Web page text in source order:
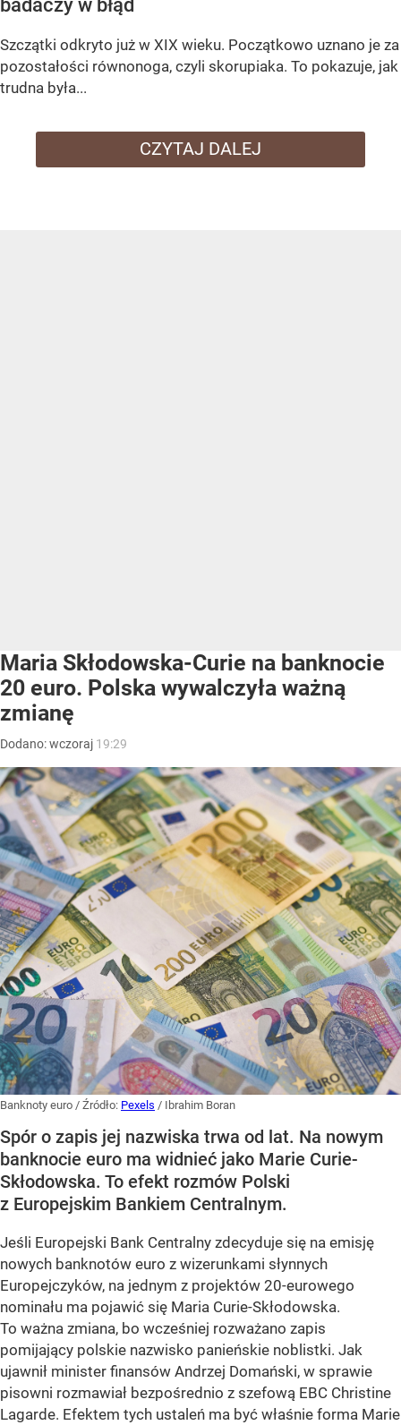
badaczy w błąd
Szczątki odkryto już w XIX wieku. Początkowo uznano je za
pozostałości równonoga, czyli skorupiaka. To pokazuje, jak
trudna była...
CZYTAJ DALEJ
Maria Skłodowska-Curie na banknocie
20 euro. Polska wywalczyła ważną
zmianę
Dodano:wczoraj 19:29
Banknoty euro / Źródło: Pexels / Ibrahim Boran
Spór o zapis jej nazwiska trwa od lat. Na nowym
banknocie euro ma widnieć jako Marie Curie-
Skłodowska. To efekt rozmów Polski
z Europejskim Bankiem Centralnym.
Jeśli Europejski Bank Centralny zdecyduje się na emisję
nowych banknotów euro z wizerunkami słynnych
Europejczyków, na jednym z projektów 20-eurowego
nominału ma pojawić się Maria Curie-Skłodowska.
To ważna zmiana, bo wcześniej rozważano zapis
pomijający polskie nazwisko panieńskie noblistki. Jak
ujawnił minister finansów Andrzej Domański, w sprawie
pisowni rozmawiał bezpośrednio z szefową EBC Christine
Lagarde. Efektem tych ustaleń ma być właśnie forma Marie